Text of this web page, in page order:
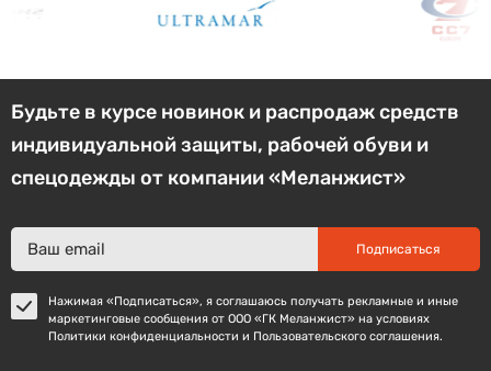
Будьте в курсе новинок и распродаж средств
индивидуальной защиты, рабочей обуви и
спецодежды от компании «Меланжист»
Подписаться
Нажимая «Подписаться», я соглашаюсь получать рекламные и иные
маркетинговые сообщения от ООО «ГК Меланжист» на условиях
Политики конфиденциальности и Пользовательского соглашения.